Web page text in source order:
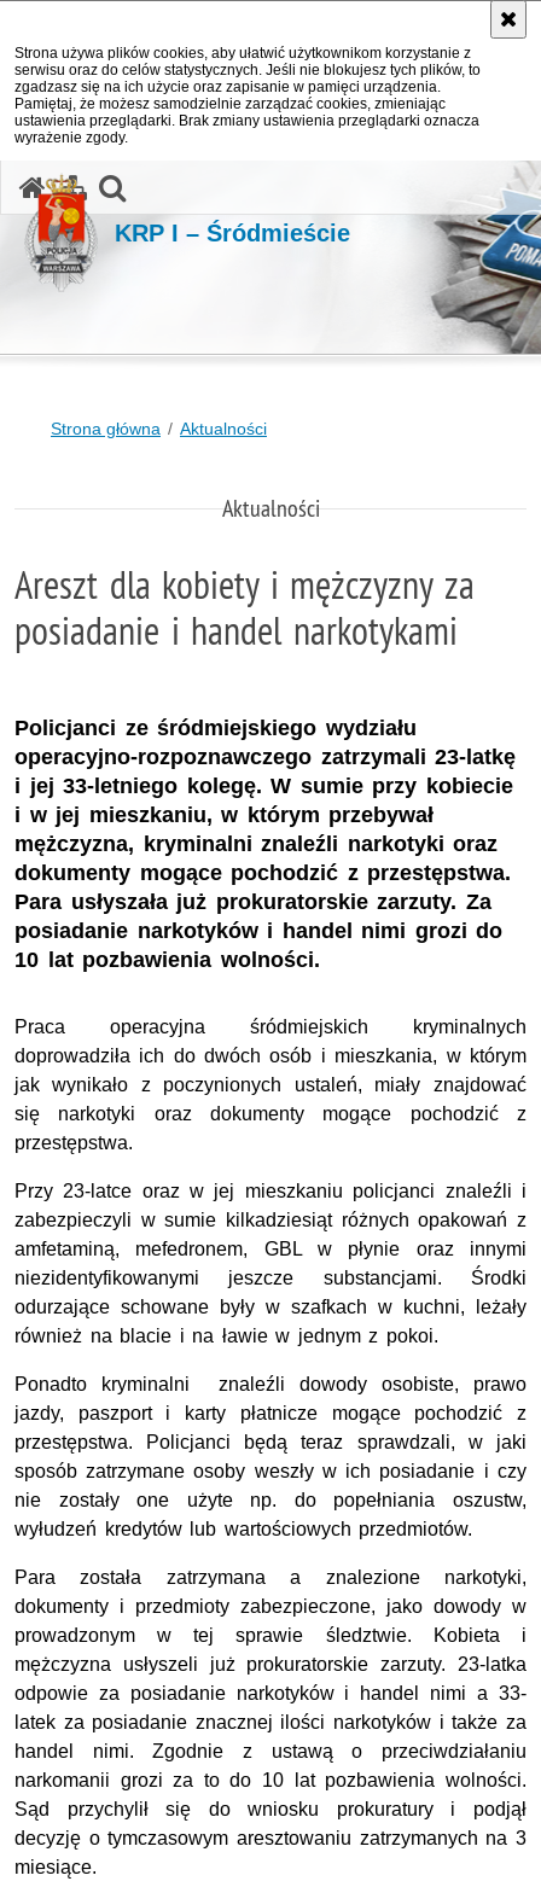
Strona używa plików cookies, aby ułatwić użytkownikom korzystanie z
serwisu oraz do celów statystycznych. Jeśli nie blokujesz tych plików, to
zgadzasz się na ich użycie oraz zapisanie w pamięci urządzenia.
Pamiętaj, że możesz samodzielnie zarządzać cookies, zmieniając
ustawienia przeglądarki. Brak zmiany ustawienia przeglądarki oznacza
wyrażenie zgody.
KRP I – Śródmieście
Strona główna Aktualności
Aktualności
Areszt dla kobiety i mężczyzny za
posiadanie i handel narkotykami
Policjanci ze śródmiejskiego wydziału
operacyjno-rozpoznawczego zatrzymali 23-latkę
i jej 33-letniego kolegę. W sumie przy kobiecie
i w jej mieszkaniu, w którym przebywał
mężczyzna, kryminalni znaleźli narkotyki oraz
dokumenty mogące pochodzić z przestępstwa.
Para usłyszała już prokuratorskie zarzuty. Za
posiadanie narkotyków i handel nimi grozi do
10 lat pozbawienia wolności.
Praca operacyjna śródmiejskich kryminalnych
doprowadziła ich do dwóch osób i mieszkania, w którym
jak wynikało z poczynionych ustaleń, miały znajdować
się narkotyki oraz dokumenty mogące pochodzić z
przestępstwa.
Przy 23-latce oraz w jej mieszkaniu policjanci znaleźli i
zabezpieczyli w sumie kilkadziesiąt różnych opakowań z
amfetaminą, mefedronem, GBL w płynie oraz innymi
niezidentyfikowanymi jeszcze substancjami. Środki
odurzające schowane były w szafkach w kuchni, leżały
również na blacie i na ławie w jednym z pokoi.
Ponadto kryminalni znaleźli dowody osobiste, prawo
jazdy, paszport i karty płatnicze mogące pochodzić z
przestępstwa. Policjanci będą teraz sprawdzali, w jaki
sposób zatrzymane osoby weszły w ich posiadanie i czy
nie zostały one użyte np. do popełniania oszustw,
wyłudzeń kredytów lub wartościowych przedmiotów.
Para została zatrzymana a znalezione narkotyki,
dokumenty i przedmioty zabezpieczone, jako dowody w
prowadzonym w tej sprawie śledztwie. Kobieta i
mężczyzna usłyszeli już prokuratorskie zarzuty. 23-latka
odpowie za posiadanie narkotyków i handel nimi a 33-
latek za posiadanie znacznej ilości narkotyków i także za
handel nimi. Zgodnie z ustawą o przeciwdziałaniu
narkomanii grozi za to do 10 lat pozbawienia wolności.
Sąd przychylił się do wniosku prokuratury i podjął
decyzję o tymczasowym aresztowaniu zatrzymanych na 3
miesiące.